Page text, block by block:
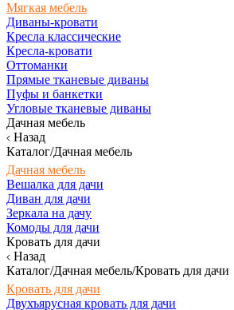
Мягкая мебель
Диваны-кровати
Кресла классические
Кресла-кровати
Оттоманки
Прямые тканевые диваны
Пуфы и банкетки
Угловые тканевые диваны
Дачная мебель
Назад
Каталог/Дачная мебель
Дачная мебель
Вешалка для дачи
Диван для дачи
Зеркала на дачу
Комоды для дачи
Кровать для дачи
Назад
Каталог/Дачная мебель/Кровать для дачи
Кровать для дачи
Двухъярусная кровать для дачи